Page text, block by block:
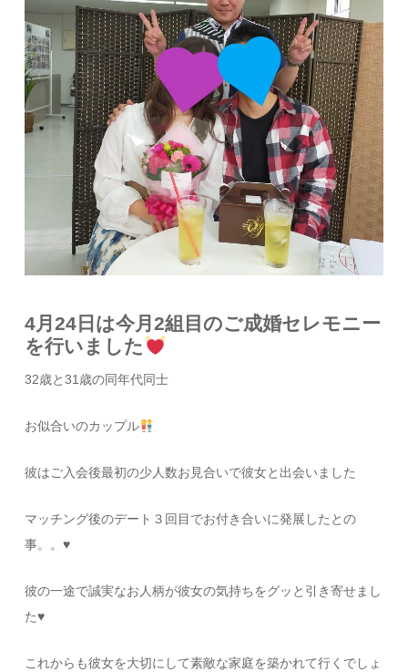
4月24日は今月2組目のご成婚セレモニー
を行いました
32歳と31歳の同年代同士
お似合いのカップル
彼はご入会後最初の少人数お見合いで彼女と出会いました
マッチング後のデート３回目でお付き合いに発展したとの
事。。♥
彼の一途で誠実なお人柄が彼女の気持ちをグッと引き寄せまし
た♥
これからも彼女を大切にして素敵な家庭を築かれて行くでしょ